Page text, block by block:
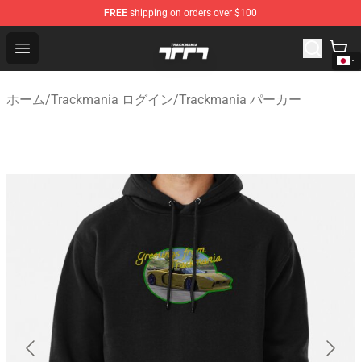
FREE shipping on orders over $100
Open menu
Trackmania Store - Official Trackmania Merchandise
ホーム/Trackmania ログイン/Trackmania パーカー